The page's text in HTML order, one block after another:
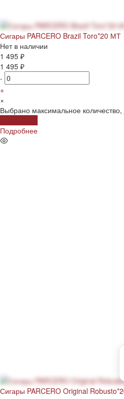
Сигары PARCERO Brazil Toro*20 МТ
Нет в наличии
1 495 ₽
1 495 ₽
-
+
×
Выбрано максимальное количество,
Подробнее
Сигары PARCERO Original